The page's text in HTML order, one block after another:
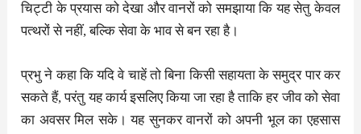
चिट्टी के प्रयास को देखा और वानरों को समझाया कि यह सेतु केवल
पत्थरों से नहीं, बल्कि सेवा के भाव से बन रहा है।
प्रभु ने कहा कि यदि वे चाहें तो बिना किसी सहायता के समुद्र पार कर
सकते हैं, परंतु यह कार्य इसलिए किया जा रहा है ताकि हर जीव को सेवा
का अवसर मिल सके। यह सुनकर वानरों को अपनी भूल का एहसास